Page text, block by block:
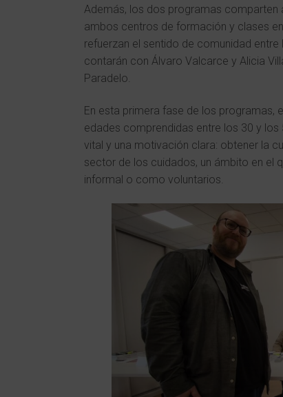
Además, los dos programas
ambos centros de formación y clases
refuerzan el sentido de comunidad
contarán con Álvaro Valcarce y Alicia
Paradelo.
En esta primera fase de los
edades comprendidas entre los 30 y
vital y una motivación clara: obtener la
sector de los cuidados, un ámbito en el
informal o como voluntarios.